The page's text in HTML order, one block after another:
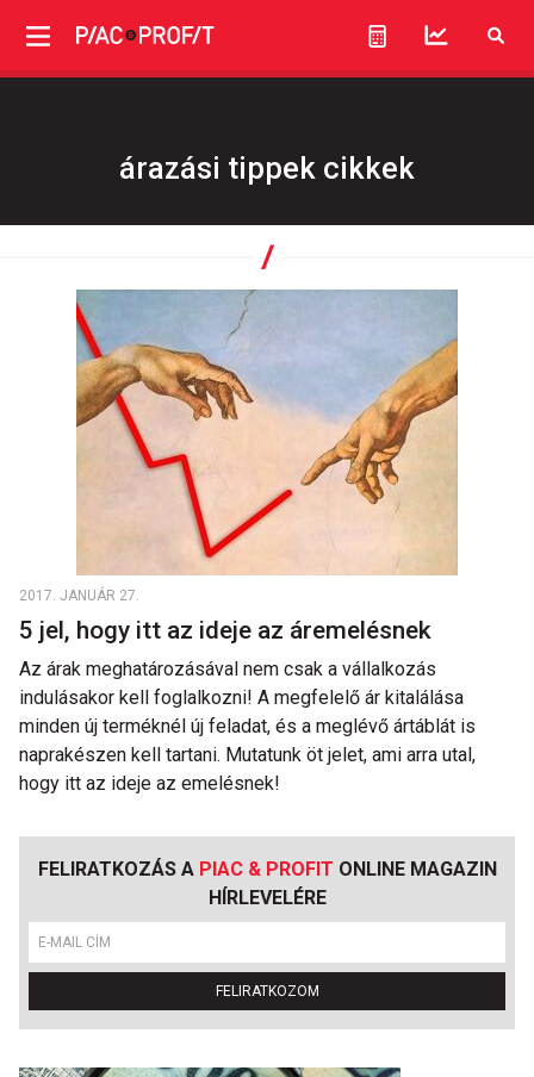
árazási tippek cikkek
2017. JANUÁR 27.
5 jel, hogy itt az ideje az áremelésnek
Az árak meghatározásával nem csak a vállalkozás
indulásakor kell foglalkozni! A megfelelő ár kitalálása
minden új terméknél új feladat, és a meglévő ártáblát is
naprakészen kell tartani. Mutatunk öt jelet, ami arra utal,
hogy itt az ideje az emelésnek!
FELIRATKOZÁS A PIAC & PROFIT ONLINE MAGAZIN
HÍRLEVELÉRE
FELIRATKOZOM